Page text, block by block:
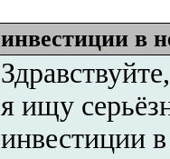
инвестиции в
Здравствуйте,
я ищу
инвестиции